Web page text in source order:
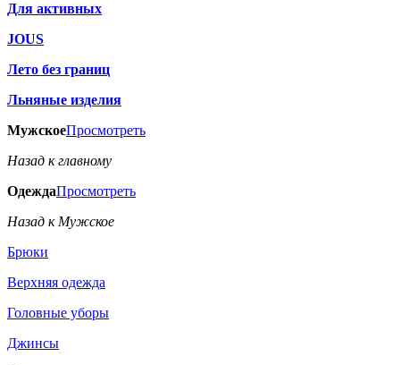
Для активных
JOUS
Лето без границ
Льняные изделия
МужскоеПросмотреть
Назад к главному
ОдеждаПросмотреть
Назад к Мужское
Брюки
Верхняя одежда
Головные уборы
Джинсы